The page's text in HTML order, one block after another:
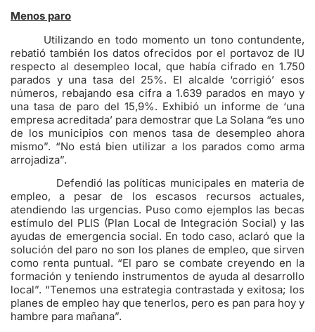
Menos paro
Utilizando en todo momento un tono contundente,
rebatió también los datos ofrecidos por el portavoz de IU
respecto al desempleo local, que había cifrado en 1.750
parados y una tasa del 25%. El alcalde ‘corrigió’ esos
números, rebajando esa cifra a 1.639 parados en mayo y
una tasa de paro del 15,9%. Exhibió un informe de ‘una
empresa acreditada’ para demostrar que La Solana “es uno
de los municipios con menos tasa de desempleo ahora
mismo”. “No está bien utilizar a los parados como arma
arrojadiza”.
Defendió las políticas municipales en materia de
empleo, a pesar de los escasos recursos actuales,
atendiendo las urgencias. Puso como ejemplos las becas
estímulo del PLIS (Plan Local de Integración Social) y las
ayudas de emergencia social. En todo caso, aclaró que la
solución del paro no son los planes de empleo, que sirven
como renta puntual. “El paro se combate creyendo en la
formación y teniendo instrumentos de ayuda al desarrollo
local”. “Tenemos una estrategia contrastada y exitosa; los
planes de empleo hay que tenerlos, pero es pan para hoy y
hambre para mañana”.